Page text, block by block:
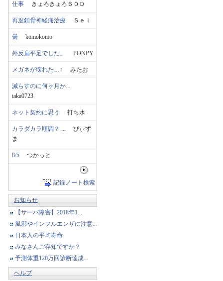
仕事 きょろきょろ６０Ｄ
再度鎖骨神経痛治療 Ｓｅｉ
曇 komokomo
外反扁平足でした。 PONPY
メガネが壊れた…↑ みたお
減らすのに何ヶ月か...
taka0723
ネット契約に思う 打ち水
カラダカラ順調？ ... ぴぃず
ま
8/5 つかっと
記録ノート検索
お知らせ
【サーバ障害】2018年1...
風邪やインフルエンザに注意...
日本人の平均寿命
みなさんご存知ですか？
予測体重120万回診断達成...
ヘルプ